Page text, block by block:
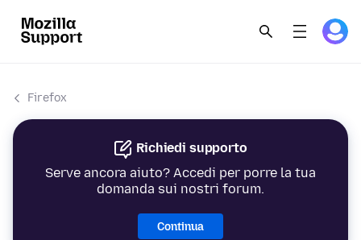
Firefox
Richiedi supporto
Serve ancora aiuto? Accedi per porre la tua
domanda sui nostri forum.
Continua